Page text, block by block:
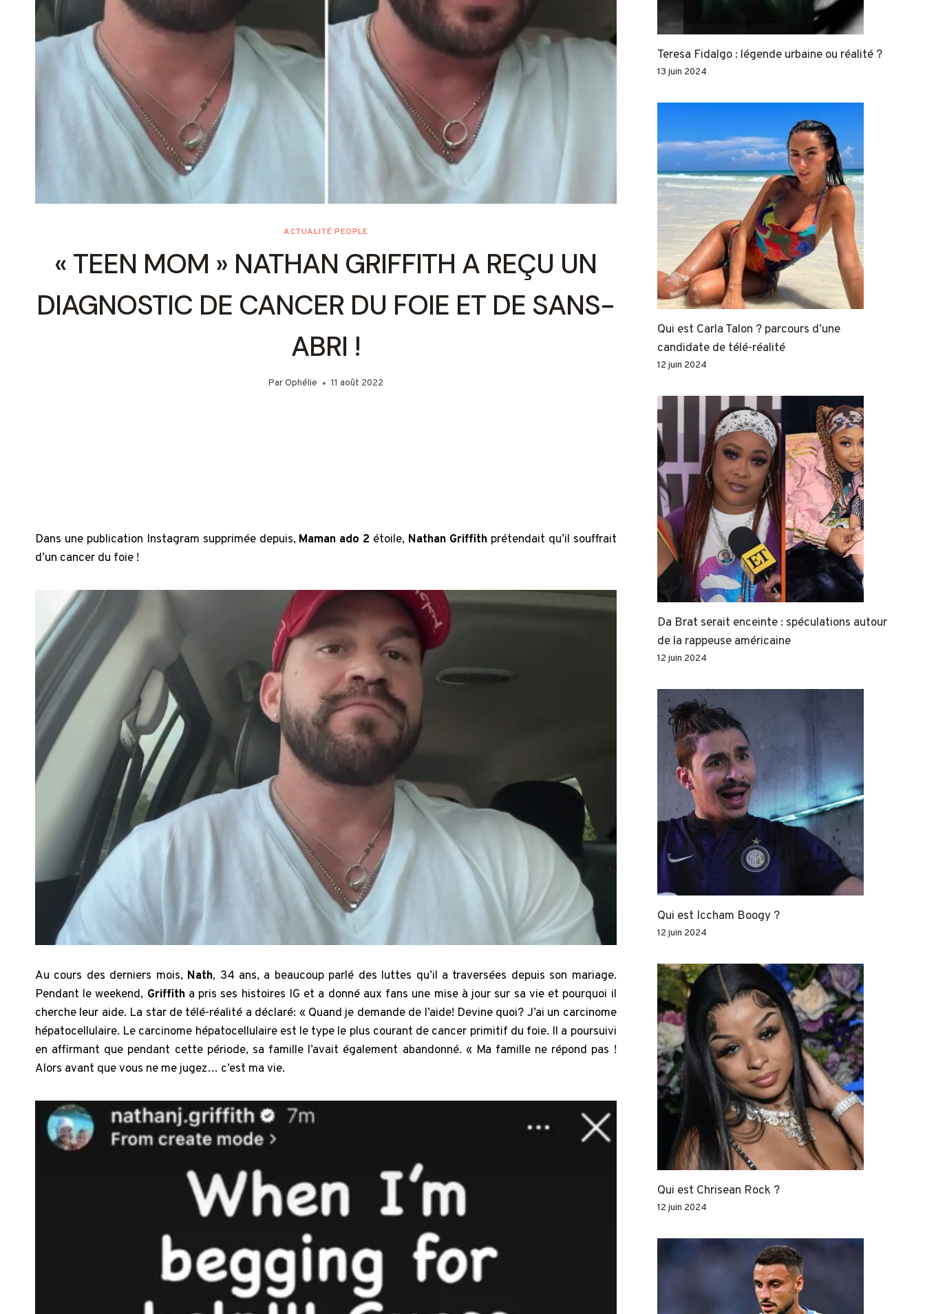
ACTUALITÉ PEOPLE
« TEEN MOM » ​​NATHAN GRIFFITH A REÇU UN
DIAGNOSTIC DE CANCER DU FOIE ET DE SANS-
ABRI !
Par Ophélie 11 août 2022
Dans une publication Instagram supprimée depuis, Maman ado 2 étoile, Nathan Griffithprétendait qu’il souffrait
d’un cancer du foie !
Au cours des derniers mois, Nath, 34 ans, a beaucoup parlé des luttes qu’il a traversées depuis son mariage.
Pendant le weekend, Griffith a pris ses histoires IG et a donné aux fans une mise à jour sur sa vie et pourquoi il
cherche leur aide. La star de télé-réalité a déclaré: « Quand je demande de l’aide! Devine quoi? J’ai un carcinome
hépatocellulaire. Le carcinome hépatocellulaire est le type le plus courant de cancer primitif du foie. Il a poursuivi
en affirmant que pendant cette période, sa famille l’avait également abandonné. « Ma famille ne répond pas !
Alors avant que vous ne me jugez… c’est ma vie.
Teresa Fidalgo : légende urbaine ou réalité ?
13 juin 2024
Qui est Carla Talon ? parcours d’une
candidate de télé-réalité
12 juin 2024
Da Brat serait enceinte : spéculations autour
de la rappeuse américaine
12 juin 2024
Qui est Iccham Boogy ?
12 juin 2024
Qui est Chrisean Rock ?
12 juin 2024